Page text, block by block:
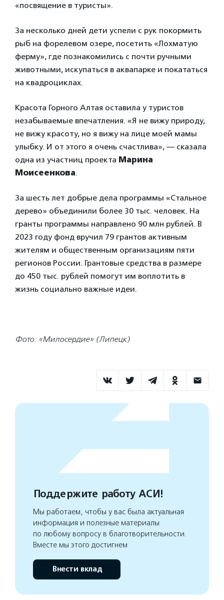
«посвящение в туристы».
За несколько дней дети успели с рук покормить
рыб на форелевом озере, посетить «Лохматую
ферму», где познакомились с почти ручными
животными, искупаться в аквапарке и покататься
на квадроциклах.
Красота Горного Алтая оставила у туристов
незабываемые впечатления. «Я не вижу природу,
не вижу красоту, но я вижу на лице моей мамы
улыбку. И от этого я очень счастлива», — сказала
одна из участниц проекта Марина
Моисеенкова.
За шесть лет добрые дела программы «Стальное
дерево» объединили более 30 тыс. человек. На
гранты программы направлено 90 млн рублей. В
2023 году фонд вручил 79 грантов активным
жителям и общественным организациям пяти
регионов России. Грантовые средства в размере
до 450 тыс. рублей помогут им воплотить в
жизнь социально важные идеи.
Фото: «Милосердие» (Липецк)
Поддержите работу АСИ!
Мы работаем, чтобы у вас была актуальная
информация и полезные материалы
по любому вопросу в благотворительности.
Вместе мы этого достигнем
Внести вклад